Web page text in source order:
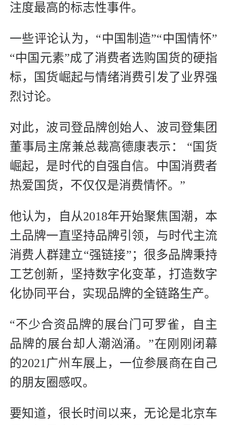
注度最高的标志性事件。
一些评论认为，“中国制造”“中国情怀”
“中国元素”成了消费者选购国货的硬指
标，国货崛起与情绪消费引发了业界强
烈讨论。
对此，波司登品牌创始人、波司登集团
董事局主席兼总裁高德康表示： “国货
崛起，是时代的自强自信。中国消费者
热爱国货，不仅仅是消费情怀。”
他认为，自从2018年开始聚焦国潮，本
土品牌一直坚持品牌引领，与时代主流
消费人群建立“强链接”；很多品牌秉持
工艺创新，坚持数字化变革，打造数字
化协同平台，实现品牌的全链路生产。
“不少合资品牌的展台门可罗雀，自主
品牌的展台却人潮汹涌。”在刚刚闭幕
的2021广州车展上，一位参展商在自己
的朋友圈感叹。
要知道，很长时间以来，无论是北京车